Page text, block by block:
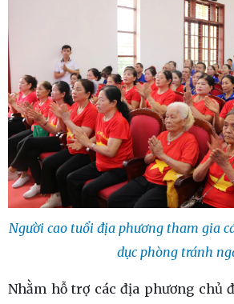
Người cao tuổi địa phương tham gia
dục phòng tránh
Nhằm hỗ trợ các địa phương chủ